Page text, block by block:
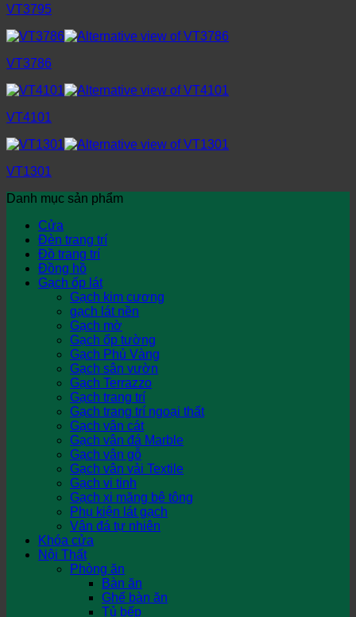
VT3795
VT3786
VT4101
VT1301
Danh mục sản phẩm
Cửa
Đèn trang trí
Đồ trang trí
Đồng hồ
Gạch ốp lát
Gạch kim cương
gạch lát nền
Gạch mờ
Gạch ốp tường
Gạch Phủ Vàng
Gạch sân vườn
Gạch Terrazzo
Gạch trang trí
Gạch trang trí ngoại thất
Gạch vân cát
Gạch vân đá Marble
Gạch vân gỗ
Gạch vân vải Textile
Gạch vi tinh
Gạch xi măng bê tông
Phụ kiện lát gạch
Vân đá tự nhiên
Khóa cửa
Nội Thất
Phòng ăn
Bàn ăn
Ghế bàn ăn
Tủ bếp